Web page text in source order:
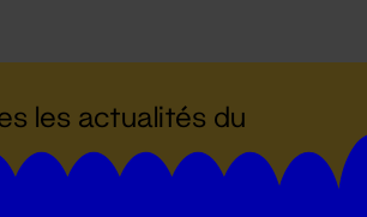
les actualités du